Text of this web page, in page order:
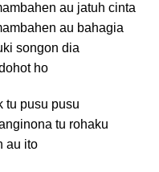
au jatuh cinta
au bahagia
songon dia
ho
tu pusu pusu
tu rohaku
au ito